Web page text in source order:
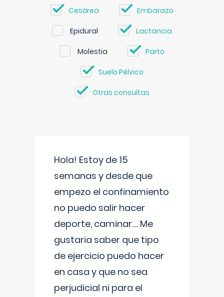
Cesárea Embarazo
Epidural Lactancia
Molestia Parto
Suelo Pélvico
Otras consultas
Hola! Estoy de 15
semanas y desde que
empezo el confinamiento
no puedo salir hacer
deporte, caminar.... Me
gustaria saber que tipo
de ejercicio puedo hacer
en casa y que no sea
perjudicial ni para el